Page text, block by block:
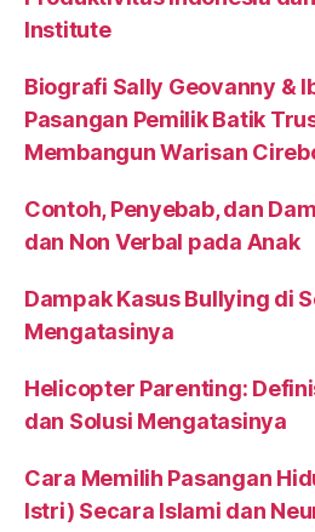
Institute
Biografi Sally Geovanny &
Pasangan Pemilik Batik
Membangun Warisan
Contoh, Penyebab, dan
dan Non Verbal pada Anak
Dampak Kasus Bullying di
Mengatasinya
Helicopter Parenting:
dan Solusi Mengatasinya
Cara Memilih Pasangan
Istri) Secara Islami dan